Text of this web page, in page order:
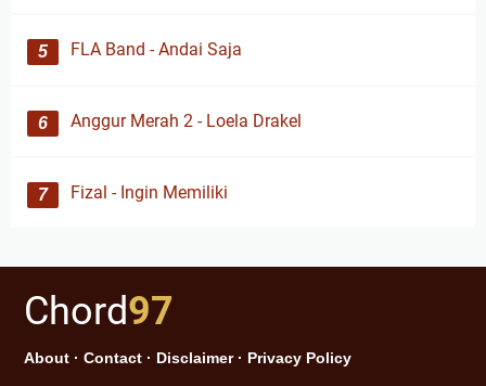
FLA Band - Andai Saja
Anggur Merah 2 - Loela Drakel
Fizal - Ingin Memiliki
Chord97
About · Contact · Disclaimer· Privacy Policy